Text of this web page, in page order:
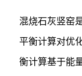
混烧石灰竖窑
平衡计算对优
衡计算基于能